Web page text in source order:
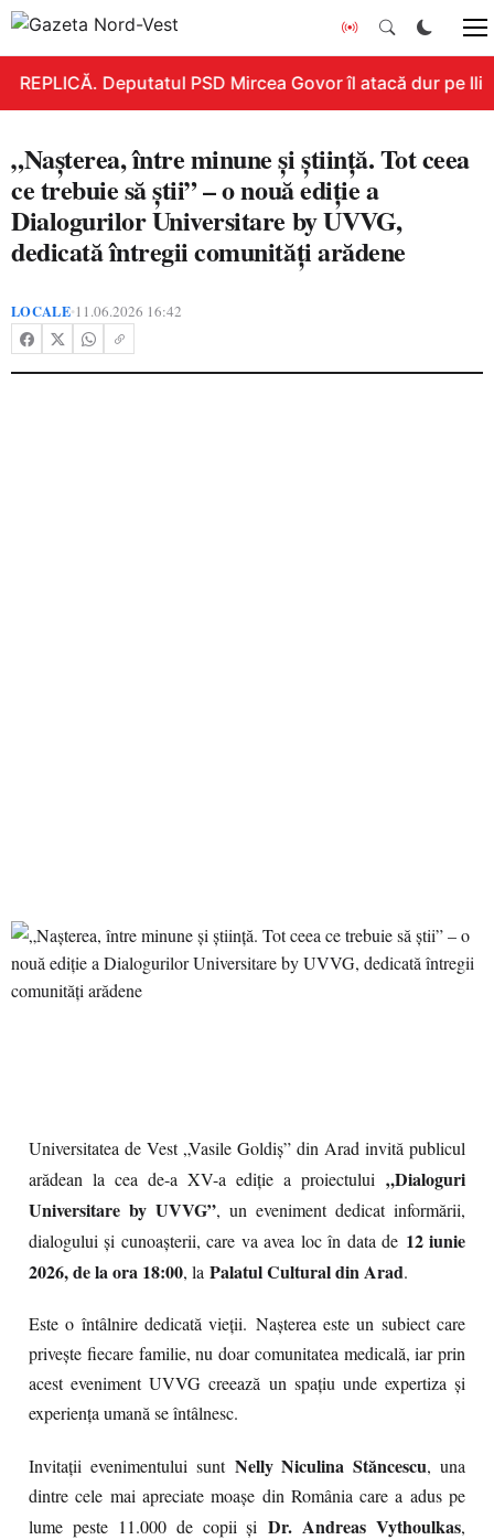
REPLICĂ. Deputatul PSD Mircea Govor îl atacă dur pe
„Nașterea, între minune și știință. Tot ceea
ce trebuie să știi” – o nouă ediție a
Dialogurilor Universitare by UVVG,
dedicată întregii comunități arădene
LOCALE•11.06.2026 16:42
Universitatea de Vest „Vasile Goldiș” din Arad invită publicul
arădean la cea de-a XV-a ediție a proiectului „Dialoguri
Universitare by UVVG”, un eveniment dedicat informării,
dialogului și cunoașterii, care va avea loc în data de 12 iunie
2026, de la ora 18:00, la Palatul Cultural din Arad.
Este o întâlnire dedicată vieții. Nașterea este un subiect care
privește fiecare familie, nu doar comunitatea medicală, iar prin
acest eveniment UVVG creează un spațiu unde expertiza și
experiența umană se întâlnesc.
Invitații evenimentului sunt Nelly Niculina Stăncescu, una
dintre cele mai apreciate moașe din România care a adus pe
lume peste 11.000 de copii șiDr. Andreas Vythoulkas,